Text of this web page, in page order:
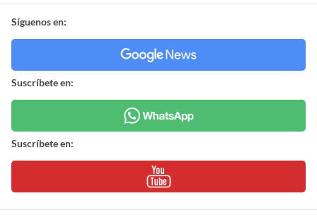
Síguenos en:
Suscríbete en:
Suscríbete en: